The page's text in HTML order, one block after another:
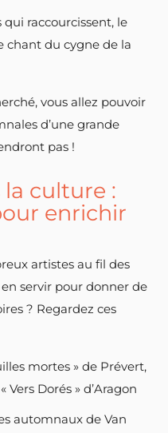
qui raccourcissent, le
chant du cygne de la
vous allez pouvoir
d’une grande
pas !
la culture :
enrichir
artistes au fil des
servir pour donner de
? Regardez ces
mortes » de Prévert,
Vers Dorés » d’Aragon
automnaux de Van